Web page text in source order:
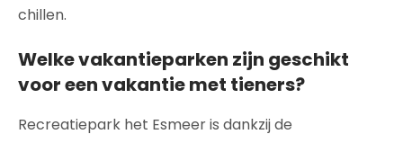
chillen.
Welke vakantieparken zijn geschikt
voor een vakantie met tieners?
Recreatiepark het Esmeer is dankzij de